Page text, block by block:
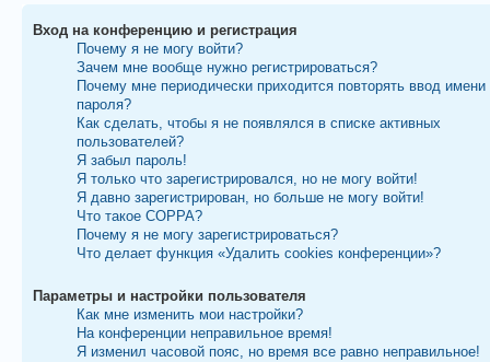
Вход на конференцию и регистрация
Почему я не могу войти?
Зачем мне вообще нужно регистрироваться?
Почему мне периодически приходится повторять ввод имени
пароля?
Как сделать, чтобы я не появлялся в списке активных
пользователей?
Я забыл пароль!
Я только что зарегистрировался, но не могу войти!
Я давно зарегистрирован, но больше не могу войти!
Что такое COPPA?
Почему я не могу зарегистрироваться?
Что делает функция «Удалить cookies конференции»?
Параметры и настройки пользователя
Как мне изменить мои настройки?
На конференции неправильное время!
Я изменил часовой пояс, но время все равно неправильное!